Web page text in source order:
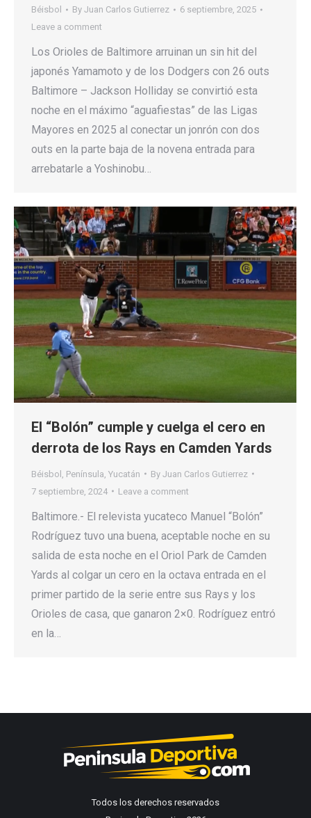
Béisbol By Juan Carlos Gutierrez
6 septiembre, 2025
Leave a comment
Los Orioles de Baltimore arruinan un sin hit del
japonés Yamamoto y de los Dodgers con 26 outs
Baltimore – Jackson Holliday se convirtió esta
noche en el máximo “aguafiestas” de las Ligas
Mayores en 2025 al conectar un jonrón con dos
outs en la parte baja de la novena entrada para
arrebatarle a Yoshinobu…
El “Bolón” cumple y cuelga el cero en
derrota de los Rays en Camden Yards
Béisbol Península Yucatán By Juan Carlos Gutierrez
7 septiembre, 2024
Leave a comment
Baltimore.- El relevista yucateco Manuel “Bolón”
Rodríguez tuvo una buena, aceptable noche en su
salida de esta noche en el Oriol Park de Camden
Yards al colgar un cero en la octava entrada en el
primer partido de la serie entre sus Rays y los
Orioles de casa, que ganaron 2×0. Rodríguez entró
en la…
Todos los derechos reservados